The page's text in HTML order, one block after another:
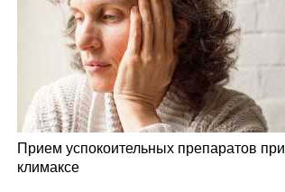
Прием успокоительных препаратов при
климаксе